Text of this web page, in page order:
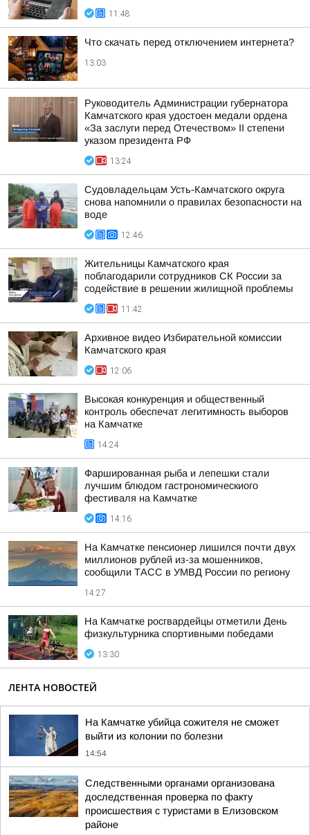
11:48
Что скачать перед отключением интернета?
13:03
Руководитель Администрации губернатора
Камчатского края удостоен медали ордена
«За заслуги перед Отечеством» II степени
указом президента РФ
13:24
Судовладельцам Усть-Камчатского округа
снова напомнили о правилах безопасности на
воде
12:46
Жительницы Камчатского края
поблагодарили сотрудников СК России за
содействие в решении жилищной проблемы
11:42
Архивное видео Избирательной комиссии
Камчатского края
12:06
Высокая конкуренция и общественный
контроль обеспечат легитимность выборов
на Камчатке
14:24
Фаршированная рыба и лепешки стали
лучшим блюдом гастрономическиого
фестиваля на Камчатке
14:16
На Камчатке пенсионер лишился почти двух
миллионов рублей из-за мошенников,
сообщили ТАСС в УМВД России по региону
14:27
На Камчатке росгвардейцы отметили День
физкультурника спортивными победами
13:30
ЛЕНТА НОВОСТЕЙ
На Камчатке убийца сожителя не сможет
выйти из колонии по болезни
14:54
Следственными органами организована
доследственная проверка по факту
происшествия с туристами в Елизовском
районе